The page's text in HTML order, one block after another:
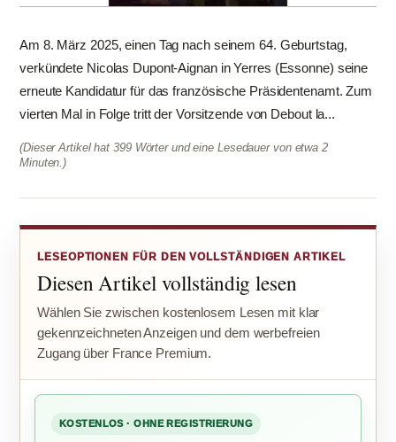
Am 8. März 2025, einen Tag nach seinem 64. Geburtstag,
verkündete Nicolas Dupont-Aignan in Yerres (Essonne) seine
erneute Kandidatur für das französische Präsidentenamt. Zum
vierten Mal in Folge tritt der Vorsitzende von Debout la...
(Dieser Artikel hat 399 Wörter und eine Lesedauer von etwa 2
Minuten.)
LESEOPTIONEN FÜR DEN VOLLSTÄNDIGEN ARTIKEL
Diesen Artikel vollständig lesen
Wählen Sie zwischen kostenlosem Lesen mit klar
gekennzeichneten Anzeigen und dem werbefreien
Zugang über France Premium.
KOSTENLOS · OHNE REGISTRIERUNG